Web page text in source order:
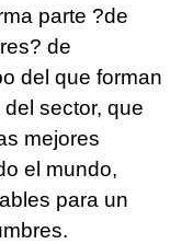
parte ?de
de
del que forman
sector, que
mejores
el mundo,
para un